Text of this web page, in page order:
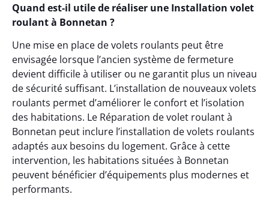
Quand est-il utile de réaliser une Installation volet
roulant à Bonnetan ?
Une mise en place de volets roulants peut être
envisagée lorsque l’ancien système de fermeture
devient difficile à utiliser ou ne garantit plus un niveau
de sécurité suffisant. L’installation de nouveaux volets
roulants permet d’améliorer le confort et l’isolation
des habitations. Le Réparation de volet roulant à
Bonnetan peut inclure l’installation de volets roulants
adaptés aux besoins du logement. Grâce à cette
intervention, les habitations situées à Bonnetan
peuvent bénéficier d’équipements plus modernes et
performants.